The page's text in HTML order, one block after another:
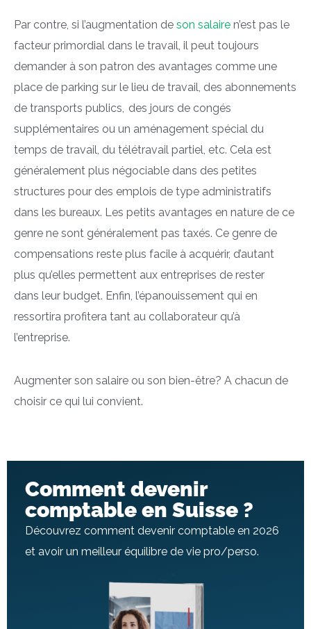
Comment devenir
comptable en Suisse ?
Découvrez comment devenir comptable en 2026
et avoir un meilleur équilibre de vie pro/perso.
Par contre, si l’augmentation de son salaire n’est pas le
facteur primordial dans le travail, il peut toujours
demander à son patron des avantages comme une
place de parking sur le lieu de travail, des abonnements
de transports publics, des jours de congés
supplémentaires ou un aménagement spécial du
temps de travail, du télétravail partiel, etc. Cela est
généralement plus négociable dans des petites
structures pour des emplois de type administratifs
dans les bureaux. Les petits avantages en nature de ce
genre ne sont généralement pas taxés. Ce genre de
compensations reste plus facile à acquérir, d’autant
plus qu’elles permettent aux entreprises de rester
dans leur budget. Enfin, l’épanouissement qui en
ressortira profitera tant au collaborateur qu’à
l’entreprise.
Augmenter son salaire ou son bien-être? A chacun de
choisir ce qui lui convient.